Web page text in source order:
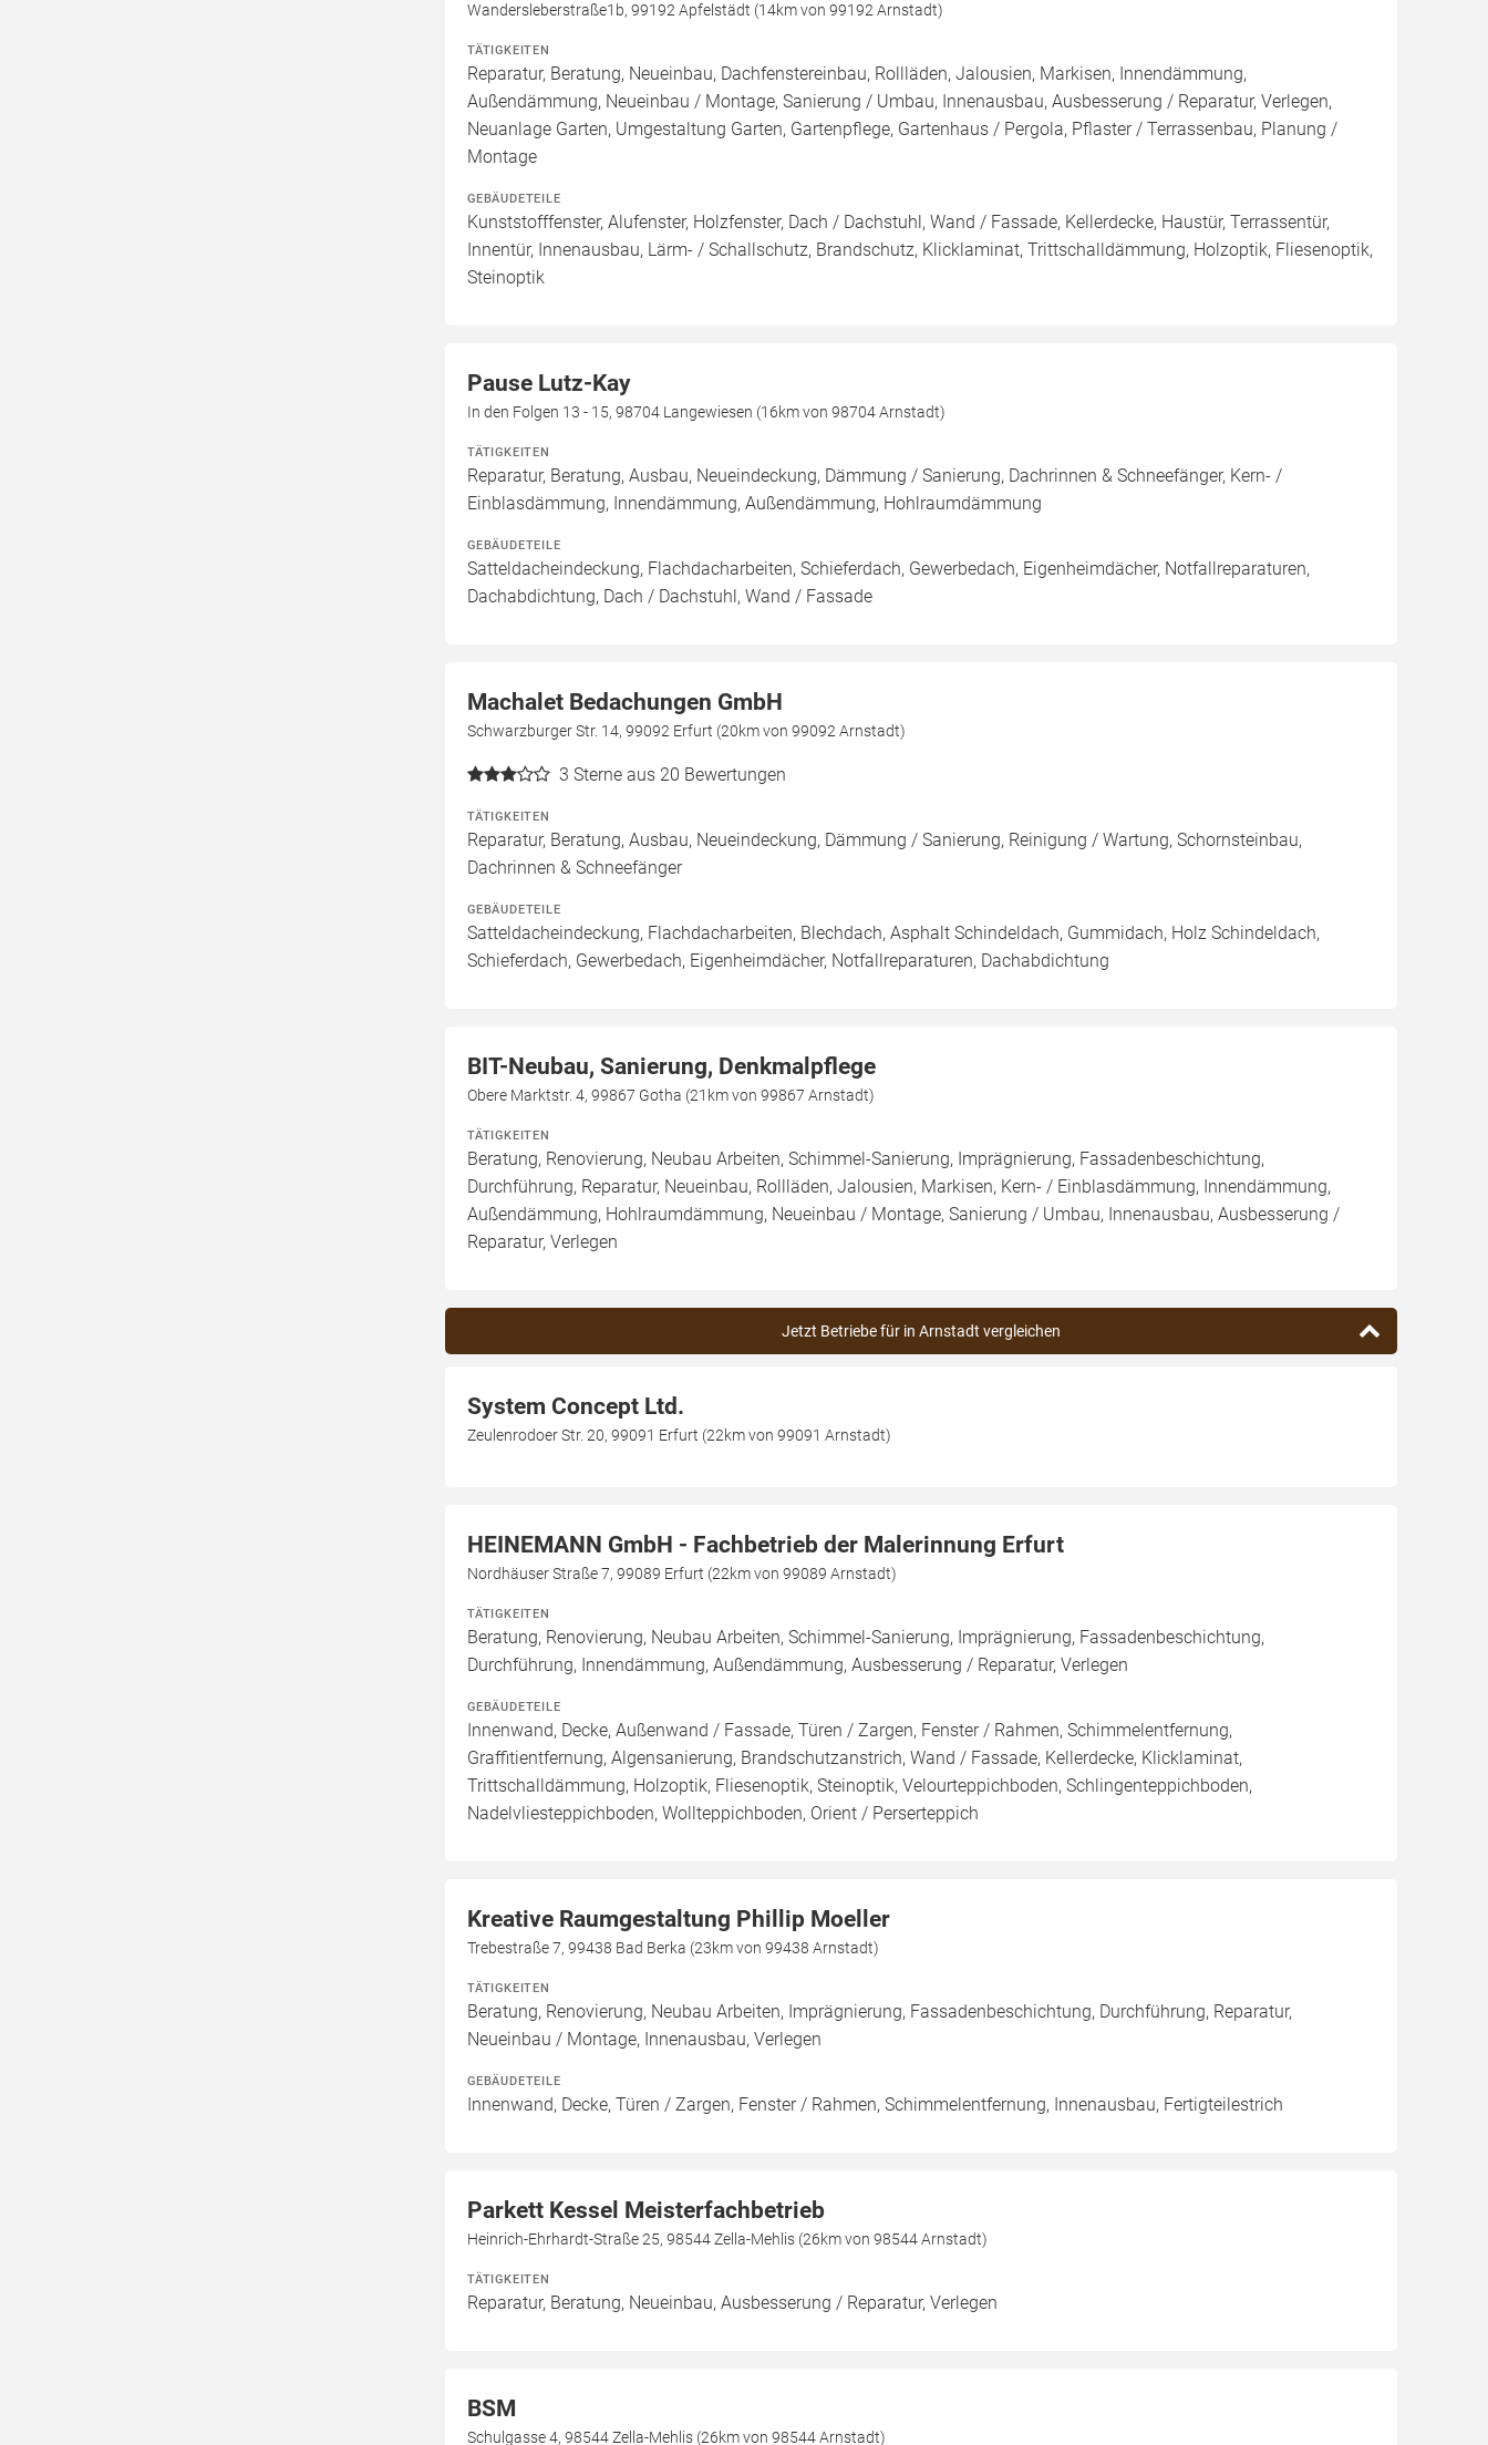
Wandersleberstraße1b, 99192 Apfelstädt (14km von 99192 Arnstadt)
TÄTIGKEITEN
Reparatur, Beratung, Neueinbau, Dachfenstereinbau, Rollläden, Jalousien, Markisen, Innendämmung,
Außendämmung, Neueinbau / Montage, Sanierung / Umbau, Innenausbau, Ausbesserung / Reparatur, Verlegen,
Neuanlage Garten, Umgestaltung Garten, Gartenpflege, Gartenhaus / Pergola, Pflaster / Terrassenbau, Planung /
Montage
GEBÄUDETEILE
Kunststofffenster, Alufenster, Holzfenster, Dach / Dachstuhl, Wand / Fassade, Kellerdecke, Haustür, Terrassentür,
Innentür, Innenausbau, Lärm- / Schallschutz, Brandschutz, Klicklaminat, Trittschalldämmung, Holzoptik, Fliesenoptik,
Steinoptik
Pause Lutz-Kay
In den Folgen 13 - 15, 98704 Langewiesen (16km von 98704 Arnstadt)
TÄTIGKEITEN
Reparatur, Beratung, Ausbau, Neueindeckung, Dämmung / Sanierung, Dachrinnen & Schneefänger, Kern- /
Einblasdämmung, Innendämmung, Außendämmung, Hohlraumdämmung
GEBÄUDETEILE
Satteldacheindeckung, Flachdacharbeiten, Schieferdach, Gewerbedach, Eigenheimdächer, Notfallreparaturen,
Dachabdichtung, Dach / Dachstuhl, Wand / Fassade
Machalet Bedachungen GmbH
Schwarzburger Str. 14, 99092 Erfurt (20km von 99092 Arnstadt)
3 Sterne aus 20 Bewertungen
TÄTIGKEITEN
Reparatur, Beratung, Ausbau, Neueindeckung, Dämmung / Sanierung, Reinigung / Wartung, Schornsteinbau,
Dachrinnen & Schneefänger
GEBÄUDETEILE
Satteldacheindeckung, Flachdacharbeiten, Blechdach, Asphalt Schindeldach, Gummidach, Holz Schindeldach,
Schieferdach, Gewerbedach, Eigenheimdächer, Notfallreparaturen, Dachabdichtung
BIT-Neubau, Sanierung, Denkmalpflege
Obere Marktstr. 4, 99867 Gotha (21km von 99867 Arnstadt)
TÄTIGKEITEN
Beratung, Renovierung, Neubau Arbeiten, Schimmel-Sanierung, Imprägnierung, Fassadenbeschichtung,
Durchführung, Reparatur, Neueinbau, Rollläden, Jalousien, Markisen, Kern- / Einblasdämmung, Innendämmung,
Außendämmung, Hohlraumdämmung, Neueinbau / Montage, Sanierung / Umbau, Innenausbau, Ausbesserung /
Reparatur, Verlegen
Jetzt Betriebe für in Arnstadt vergleichen
System Concept Ltd.
Zeulenrodoer Str. 20, 99091 Erfurt (22km von 99091 Arnstadt)
HEINEMANN GmbH - Fachbetrieb der Malerinnung Erfurt
Nordhäuser Straße 7, 99089 Erfurt (22km von 99089 Arnstadt)
TÄTIGKEITEN
Beratung, Renovierung, Neubau Arbeiten, Schimmel-Sanierung, Imprägnierung, Fassadenbeschichtung,
Durchführung, Innendämmung, Außendämmung, Ausbesserung / Reparatur, Verlegen
GEBÄUDETEILE
Innenwand, Decke, Außenwand / Fassade, Türen / Zargen, Fenster / Rahmen, Schimmelentfernung,
Graffitientfernung, Algensanierung, Brandschutzanstrich, Wand / Fassade, Kellerdecke, Klicklaminat,
Trittschalldämmung, Holzoptik, Fliesenoptik, Steinoptik, Velourteppichboden, Schlingenteppichboden,
Nadelvliesteppichboden, Wollteppichboden, Orient / Perserteppich
Kreative Raumgestaltung Phillip Moeller
Trebestraße 7, 99438 Bad Berka (23km von 99438 Arnstadt)
TÄTIGKEITEN
Beratung, Renovierung, Neubau Arbeiten, Imprägnierung, Fassadenbeschichtung, Durchführung, Reparatur,
Neueinbau / Montage, Innenausbau, Verlegen
GEBÄUDETEILE
Innenwand, Decke, Türen / Zargen, Fenster / Rahmen, Schimmelentfernung, Innenausbau, Fertigteilestrich
Parkett Kessel Meisterfachbetrieb
Heinrich-Ehrhardt-Straße 25, 98544 Zella-Mehlis (26km von 98544 Arnstadt)
TÄTIGKEITEN
Reparatur, Beratung, Neueinbau, Ausbesserung / Reparatur, Verlegen
BSM
Schulgasse 4, 98544 Zella-Mehlis (26km von 98544 Arnstadt)